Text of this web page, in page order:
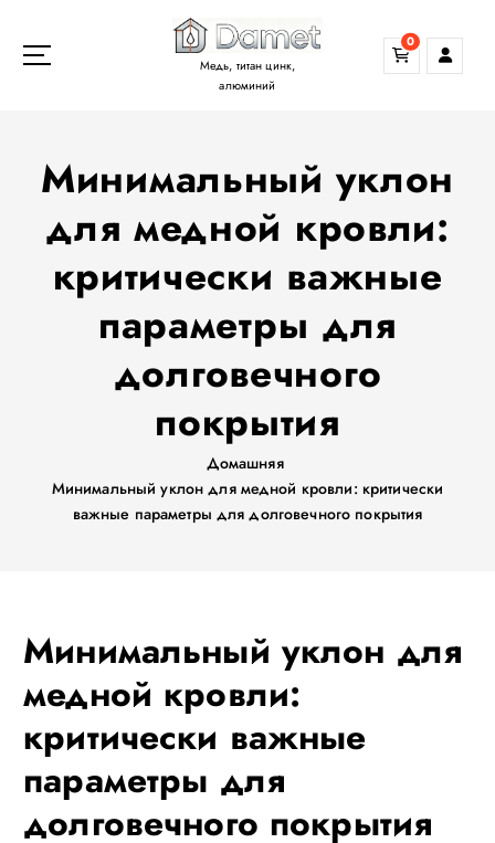
Медь, титан цинк,
алюминий
0
Минимальный уклон
для медной кровли:
критически важные
параметры для
долговечного
покрытия
Домашняя
Минимальный уклон для медной кровли: критически
важные параметры для долговечного покрытия
Минимальный уклон для
медной кровли:
критически важные
параметры для
долговечного покрытия